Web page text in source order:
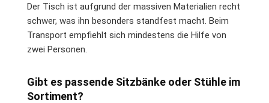
Der Tisch ist aufgrund der massiven Materialien recht
schwer, was ihn besonders standfest macht. Beim
Transport empfiehlt sich mindestens die Hilfe von
zwei Personen.
Gibt es passende Sitzbänke oder Stühle im
Sortiment?